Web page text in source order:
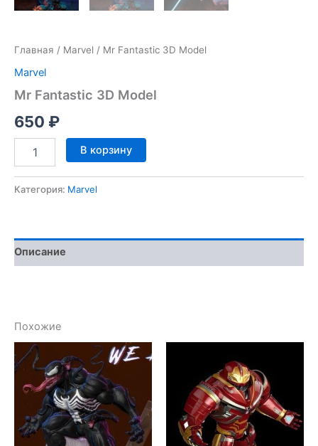
Главная / Marvel / Mr Fantastic 3D Model
Marvel
Mr Fantastic 3D Model
650 ₽
Количество
товара
Fantastic
В корзину
Категория: Marvel
Описание
Похожие